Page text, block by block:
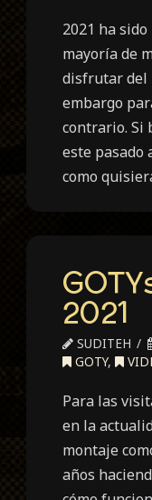
2021 ha
mayoría de
disfrutar del
embargo
contrario. Si
este pasado
como
2021
SUDITEH
GOTY,
Para las
en la
montaje
años